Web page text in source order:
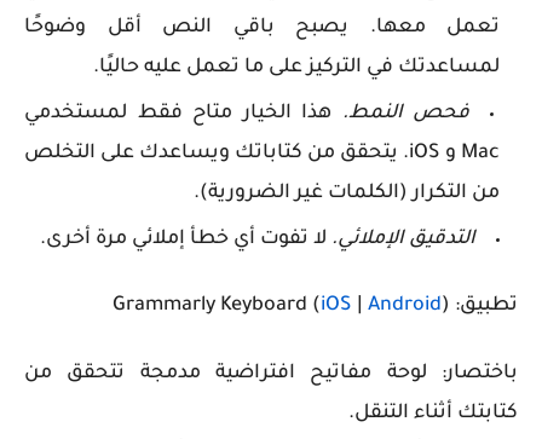
تعمل معها. يصبح باقي النص أقل وضوحًا
لمساعدتك في التركيز على ما تعمل عليه حاليًا.
فحص النمط. هذا الخيار متاح فقط لمستخدمي
Mac و iOS. يتحقق من كتاباتك ويساعدك على التخلص
من التكرار (الكلمات غير الضرورية).
التدقيق الإملائي. لا تفوت أي خطأ إملائي مرة أخرى.
تطبيق: Grammarly Keyboard ( iOS Android)
باختصار: لوحة مفاتيح افتراضية مدمجة تتحقق من
كتابتك أثناء التنقل.